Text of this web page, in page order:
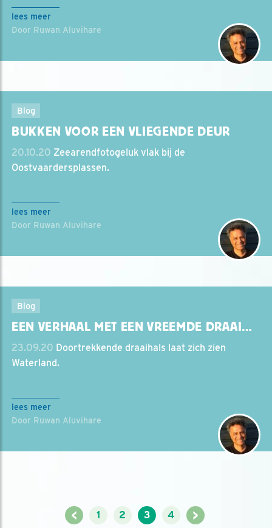
lees meer
Door Ruwan Aluvihare
Blog
BUKKEN VOOR EEN VLIEGENDE DEUR
20.10.20 Zeearendfotogeluk vlak bij de
Oostvaardersplassen.
lees meer
Door Ruwan Aluvihare
Blog
EEN VERHAAL MET EEN VREEMDE DRAAI…
23.09.20 Doortrekkende draaihals laat zich zien
Waterland.
lees meer
Door Ruwan Aluvihare
< 1 2 3 4 >